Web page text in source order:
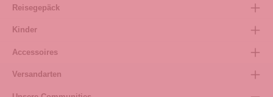
Reisegepäck
Kinder
Accessoires
Versandarten